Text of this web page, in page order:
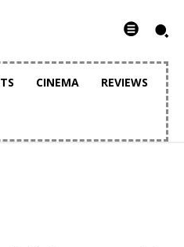
CINEMA REVIEWS